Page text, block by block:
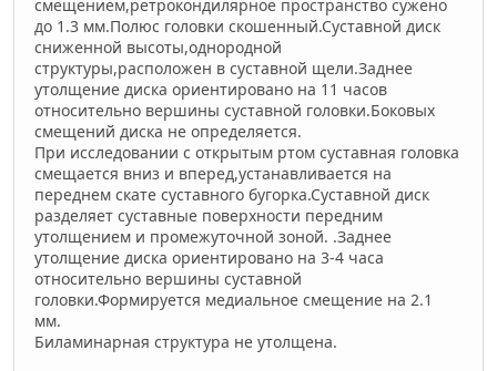
смещением,ретрокондилярное пространство сужено
до 1.3 мм.Полюс головки скошенный.Суставной диск
сниженной высоты,однородной
структуры,расположен в суставной щели.Заднее
утолщение диска ориентировано на 11 часов
относительно вершины суставной головки.Боковых
смещений диска не определяется.
При исследовании с открытым ртом суставная головка
смещается вниз и вперед,уcтанавливается на
переднем скате суставного бугорка.Суставной диск
разделяет суставные поверхности передним
утолщением и промежуточной зоной. .Заднее
утолщение диска ориентировано на 3-4 часа
относительно вершины суставной
головки.Формируется медиальное смещение на 2.1
мм.
Биламинарная структура не утолщена.